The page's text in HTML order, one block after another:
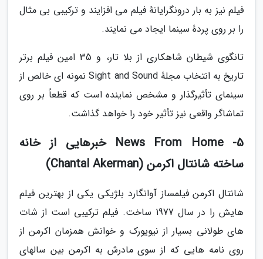
فیلم نیز به بار درونگرایانهٔ فیلم می افزایند و ترکیبی بی مثال
را بر روی پردهٔ سینما ایجاد می نمایند.
تانگوی شیطان شاهکاری از بلا تار، و 35 امین فیلم برتر
تاریخ به انتخاب مجلهٔ Sight and Sound نمونه ای خالص از
سینمای تأثیرگذار و مشخص نماینده است که قطعاً بر روی
تماشاگر واقعی نیز تأثیر خود را خواهد گذاشت.
5- News From Home خبرهایی از خانه
ساخته شانتال اکرمن (Chantal Akerman)
شانتال اکرمن فیلمساز آوانگارد بلژیکی یکی از بهترین فیلم
هایش را در سال 1977 ساخت. فیلم ترکیبی است از شات
های طولانی بسیار از نیویورک و خوانش همزمان اکرمن از
روی نامه هایی که از سوی مادرش به اکرمن بین سالهای